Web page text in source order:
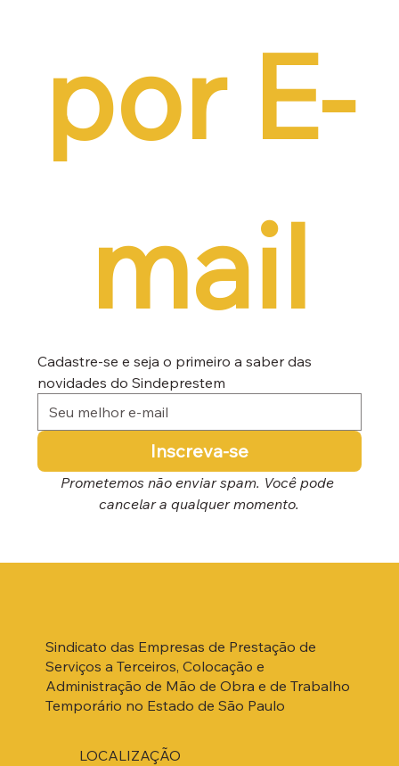
por E-
mail
Cadastre-se e seja o primeiro a saber das
novidades do Sindeprestem
Inscreva-se
Prometemos não enviar spam. Você pode
cancelar a qualquer momento.
Sindicato das Empresas de Prestação de
Serviços a Terceiros, Colocação e
Administração de Mão de Obra e de Trabalho
Temporário no Estado de São Paulo
LOCALIZAÇÃO